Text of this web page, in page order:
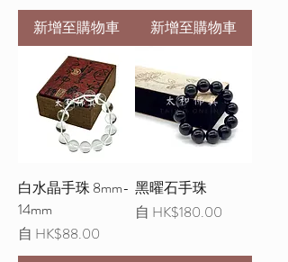
新增至購物車
新增至購物車
白水晶手珠 8mm-
14mm
自 HK$88.00
促銷價格
黑曜石手珠
自 HK$180.00
促銷價格